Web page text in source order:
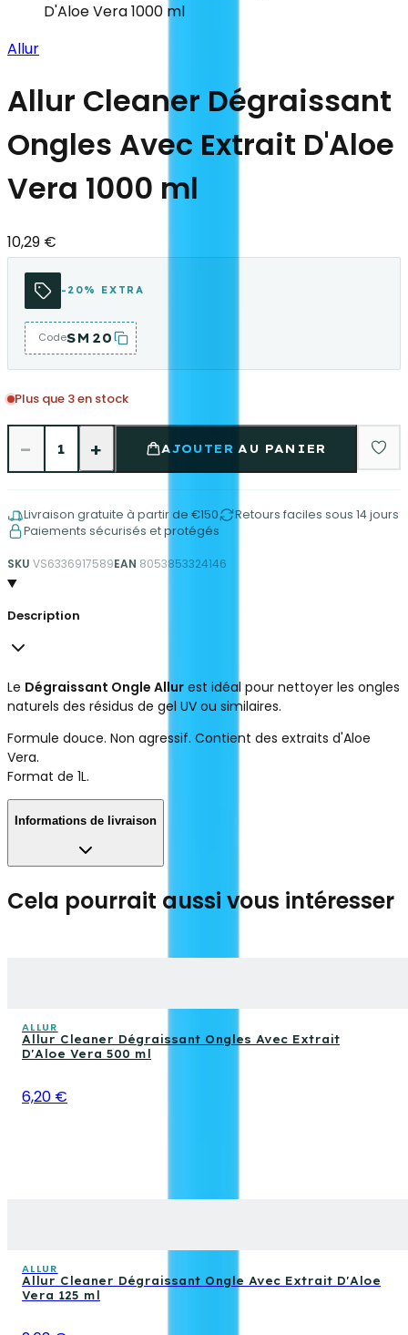
D'Aloe Vera 1000 ml
Allur
Allur Cleaner Dégraissant
Ongles Avec Extrait D'Aloe
Vera 1000 ml
10,29 €
-20% EXTRA
CodeSM20
Plus que 3 en stock
− 1 + AJOUTER AU PANIER
Livraison gratuite à partir de €150
Retours faciles sous 14 jours
Paiements sécurisés et protégés
SKU VS6336917589EAN 8053853324146
Description
Le Dégraissant Ongle Allur est idéal pour nettoyer les ongles
naturels des résidus de gel UV ou similaires.
Formule douce. Non agressif. Contient des extraits d'Aloe
Vera.
Format de 1L.
Informations de livraison
Cela pourrait aussi vous intéresser
ALLUR
Allur Cleaner Dégraissant Ongles Avec Extrait
D'Aloe Vera 500 ml
6,20 €
ALLUR
Allur Cleaner Dégraissant Ongle Avec Extrait D'Aloe
Vera 125 ml